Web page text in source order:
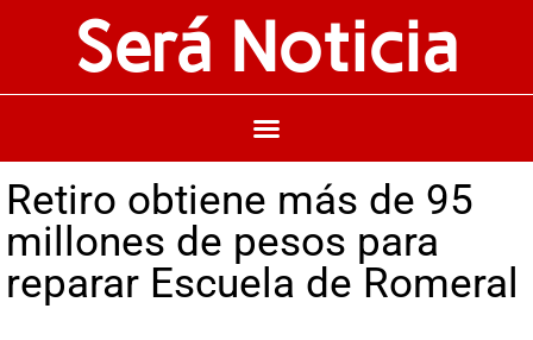
Será Noticia
Retiro obtiene más de 95
millones de pesos para
reparar Escuela de Romeral